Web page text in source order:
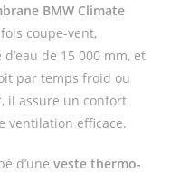
BMW Climate
coupe-vent,
de 15 000 mm, et
par temps froid ou
il assure un confort
ventilation efficace.
d’une veste thermo-